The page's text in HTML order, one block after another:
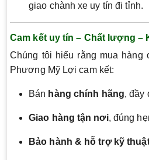
giao chành xe uy tín đi tỉnh.
Cam kết uy tín – Chất lượng –
Chúng tôi hiểu rằng mua
Phương Mỹ Lợi cam kết:
Bán hàng chính hãng, đầy
Giao hàng tận nơi, đúng
Bảo hành & hỗ trợ kỹ